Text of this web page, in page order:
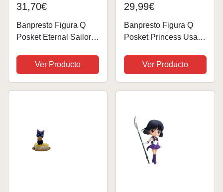
31,70€
Banpresto Figura Q
Posket Eternal Sailor
Sailor Moon Cosmos
The Movie 14cm
BP19824 Multicolor
Ver Producto
29,99€
Banpresto Figura Q
Posket Princess Usagi
Guardian Sailor Moon
Eternal The Movie,
14cm, Multicolor
Ver Producto